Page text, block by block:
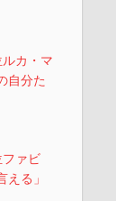
カ・マ
自分た
ァビ
る」